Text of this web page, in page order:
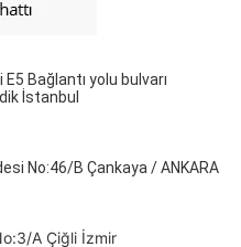
Bağlantı yolu bulvarı
İstanbul
No:46/B Çankaya / ANKARA
A Çiğli İzmir